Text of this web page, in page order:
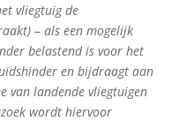
vliegtuig de
– als een mogelijk
belastend is voor het
en bijdraagt aan
van landende vliegtuigen
wordt hiervoor